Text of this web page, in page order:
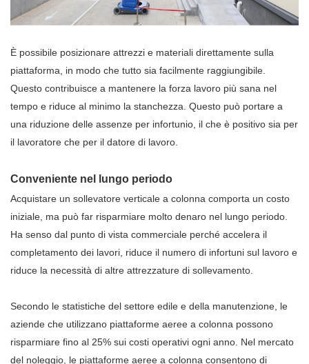
È possibile posizionare attrezzi e materiali direttamente sulla
piattaforma, in modo che tutto sia facilmente raggiungibile.
Questo contribuisce a mantenere la forza lavoro più sana nel
tempo e riduce al minimo la stanchezza. Questo può portare a
una riduzione delle assenze per infortunio, il che è positivo sia per
il lavoratore che per il datore di lavoro.
Conveniente nel lungo periodo
Acquistare un sollevatore verticale a colonna comporta un costo
iniziale, ma può far risparmiare molto denaro nel lungo periodo.
Ha senso dal punto di vista commerciale perché accelera il
completamento dei lavori, riduce il numero di infortuni sul lavoro e
riduce la necessità di altre attrezzature di sollevamento.
Secondo le statistiche del settore edile e della manutenzione, le
aziende che utilizzano piattaforme aeree a colonna possono
risparmiare fino al 25% sui costi operativi ogni anno. Nel mercato
del noleggio, le piattaforme aeree a colonna consentono di